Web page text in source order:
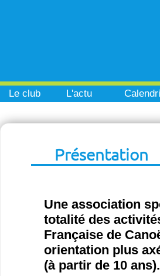
Le club L'actu
Présentation
Une association
totalité des
Française de
orientation plus
(à partir de 10 ans).